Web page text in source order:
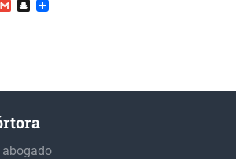
GmailSnapchat